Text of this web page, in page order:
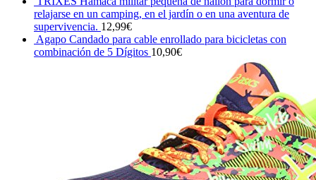
original
12,90€.
relajarse en un camping, en el jardín o en una aventura de
supervivencia. 12,99€
Agapo Candado para cable enrollado para bicicletas con
combinación de 5 Dígitos 10,90€